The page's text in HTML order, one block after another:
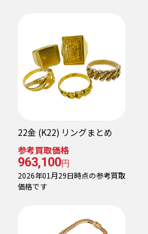
22金 (K22) リングまとめ
参考買取価格
963,100円
2026年01月29日時点の参考買取
価格です